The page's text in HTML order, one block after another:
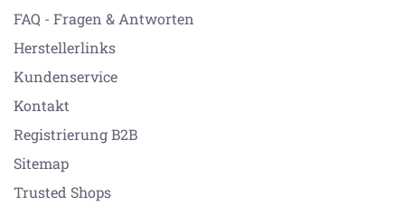
FAQ - Fragen & Antworten
Herstellerlinks
Kundenservice
Kontakt
Registrierung B2B
Sitemap
Trusted Shops